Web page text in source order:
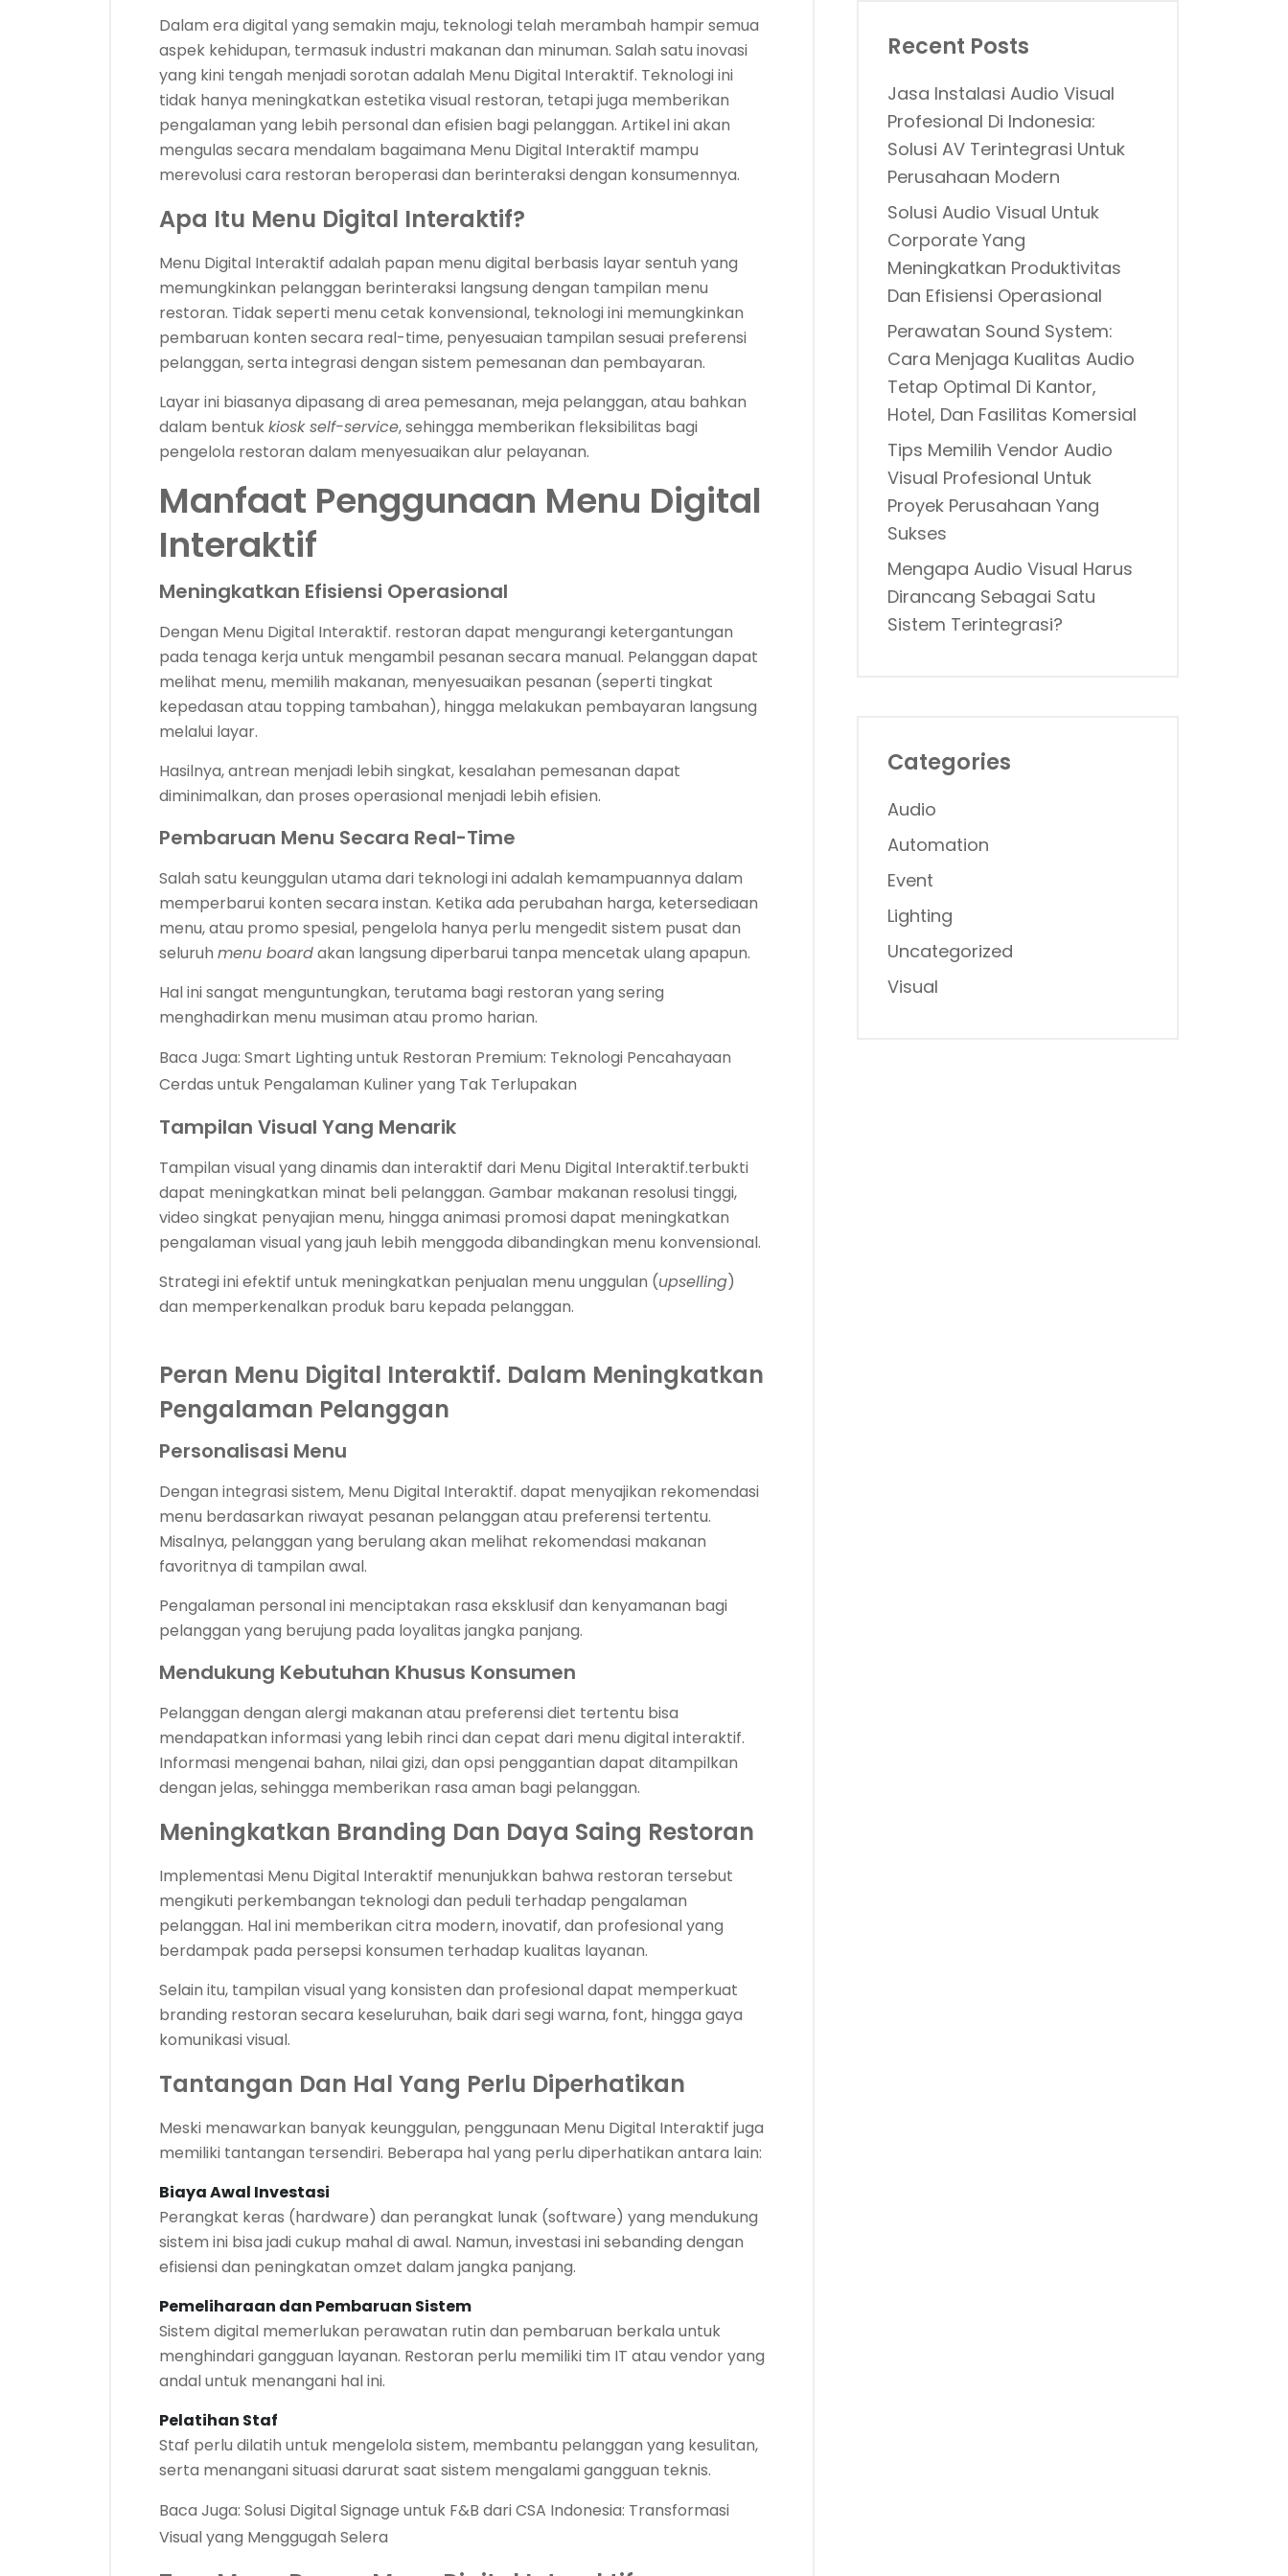
Dalam era digital yang semakin maju, teknologi telah merambah hampir semua
aspek kehidupan, termasuk industri makanan dan minuman. Salah satu inovasi
yang kini tengah menjadi sorotan adalah Menu Digital Interaktif. Teknologi ini
tidak hanya meningkatkan estetika visual restoran, tetapi juga memberikan
pengalaman yang lebih personal dan efisien bagi pelanggan. Artikel ini akan
mengulas secara mendalam bagaimana Menu Digital Interaktif mampu
merevolusi cara restoran beroperasi dan berinteraksi dengan konsumennya.
Apa Itu Menu Digital Interaktif?
Menu Digital Interaktif adalah papan menu digital berbasis layar sentuh yang
memungkinkan pelanggan berinteraksi langsung dengan tampilan menu
restoran. Tidak seperti menu cetak konvensional, teknologi ini memungkinkan
pembaruan konten secara real-time, penyesuaian tampilan sesuai preferensi
pelanggan, serta integrasi dengan sistem pemesanan dan pembayaran.
Layar ini biasanya dipasang di area pemesanan, meja pelanggan, atau bahkan
dalam bentukkiosk self-service, sehingga memberikan fleksibilitas bagi
pengelola restoran dalam menyesuaikan alur pelayanan.
Manfaat Penggunaan Menu Digital
Interaktif
Meningkatkan Efisiensi Operasional
Dengan Menu Digital Interaktif. restoran dapat mengurangi ketergantungan
pada tenaga kerja untuk mengambil pesanan secara manual. Pelanggan dapat
melihat menu, memilih makanan, menyesuaikan pesanan (seperti tingkat
kepedasan atau topping tambahan), hingga melakukan pembayaran langsung
melalui layar.
Hasilnya, antrean menjadi lebih singkat, kesalahan pemesanan dapat
diminimalkan, dan proses operasional menjadi lebih efisien.
Pembaruan Menu Secara Real-Time
Salah satu keunggulan utama dari teknologi ini adalah kemampuannya dalam
memperbarui konten secara instan. Ketika ada perubahan harga, ketersediaan
menu, atau promo spesial, pengelola hanya perlu mengedit sistem pusat dan
seluruh menu boardakan langsung diperbarui tanpa mencetak ulang apapun.
Hal ini sangat menguntungkan, terutama bagi restoran yang sering
menghadirkan menu musiman atau promo harian.
Baca Juga: Smart Lighting untuk Restoran Premium: Teknologi Pencahayaan
Cerdas untuk Pengalaman Kuliner yang Tak Terlupakan
Tampilan Visual Yang Menarik
Tampilan visual yang dinamis dan interaktif dari Menu Digital Interaktif.terbukti
dapat meningkatkan minat beli pelanggan. Gambar makanan resolusi tinggi,
video singkat penyajian menu, hingga animasi promosi dapat meningkatkan
pengalaman visual yang jauh lebih menggoda dibandingkan menu konvensional.
Strategi ini efektif untuk meningkatkan penjualan menu unggulan (upselling)
dan memperkenalkan produk baru kepada pelanggan.
Peran Menu Digital Interaktif. Dalam Meningkatkan
Pengalaman Pelanggan
Personalisasi Menu
Dengan integrasi sistem, Menu Digital Interaktif. dapat menyajikan rekomendasi
menu berdasarkan riwayat pesanan pelanggan atau preferensi tertentu.
Misalnya, pelanggan yang berulang akan melihat rekomendasi makanan
favoritnya di tampilan awal.
Pengalaman personal ini menciptakan rasa eksklusif dan kenyamanan bagi
pelanggan yang berujung pada loyalitas jangka panjang.
Mendukung Kebutuhan Khusus Konsumen
Pelanggan dengan alergi makanan atau preferensi diet tertentu bisa
mendapatkan informasi yang lebih rinci dan cepat dari menu digital interaktif.
Informasi mengenai bahan, nilai gizi, dan opsi penggantian dapat ditampilkan
dengan jelas, sehingga memberikan rasa aman bagi pelanggan.
Meningkatkan Branding Dan Daya Saing Restoran
Implementasi Menu Digital Interaktif menunjukkan bahwa restoran tersebut
mengikuti perkembangan teknologi dan peduli terhadap pengalaman
pelanggan. Hal ini memberikan citra modern, inovatif, dan profesional yang
berdampak pada persepsi konsumen terhadap kualitas layanan.
Selain itu, tampilan visual yang konsisten dan profesional dapat memperkuat
branding restoran secara keseluruhan, baik dari segi warna, font, hingga gaya
komunikasi visual.
Tantangan Dan Hal Yang Perlu Diperhatikan
Meski menawarkan banyak keunggulan, penggunaan Menu Digital Interaktif juga
memiliki tantangan tersendiri. Beberapa hal yang perlu diperhatikan antara lain:
Biaya Awal Investasi
Perangkat keras (hardware) dan perangkat lunak (software) yang mendukung
sistem ini bisa jadi cukup mahal di awal. Namun, investasi ini sebanding dengan
efisiensi dan peningkatan omzet dalam jangka panjang.
Pemeliharaan dan Pembaruan Sistem
Sistem digital memerlukan perawatan rutin dan pembaruan berkala untuk
menghindari gangguan layanan. Restoran perlu memiliki tim IT atau vendor yang
andal untuk menangani hal ini.
Pelatihan Staf
Staf perlu dilatih untuk mengelola sistem, membantu pelanggan yang kesulitan,
serta menangani situasi darurat saat sistem mengalami gangguan teknis.
Baca Juga: Solusi Digital Signage untuk F&B dari CSA Indonesia: Transformasi
Visual yang Menggugah Selera
Recent Posts
Jasa Instalasi Audio Visual
Profesional Di Indonesia:
Solusi AV Terintegrasi Untuk
Perusahaan Modern
Solusi Audio Visual Untuk
Corporate Yang
Meningkatkan Produktivitas
Dan Efisiensi Operasional
Perawatan Sound System:
Cara Menjaga Kualitas Audio
Tetap Optimal Di Kantor,
Hotel, Dan Fasilitas Komersial
Tips Memilih Vendor Audio
Visual Profesional Untuk
Proyek Perusahaan Yang
Sukses
Mengapa Audio Visual Harus
Dirancang Sebagai Satu
Sistem Terintegrasi?
Categories
Audio
Automation
Event
Lighting
Uncategorized
Visual